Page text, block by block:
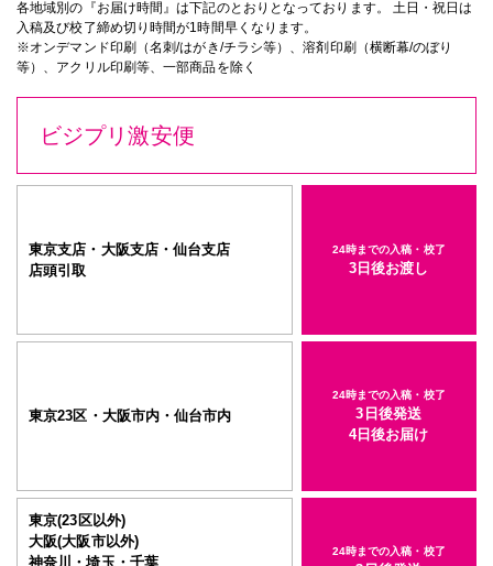
各地域別の『お届け時間』は下記のとおりとなっております。 土日・祝日は
入稿及び校了締め切り時間が1時間早くなります。
※オンデマンド印刷（名刺/はがき/チラシ等）、溶剤印刷（横断幕/のぼり
等）、アクリル印刷等、一部商品を除く
ビジプリ激安便
東京支店・大阪支店・仙台支店
店頭引取
24時までの入稿・校了
3日後お渡し
東京23区・大阪市内・仙台市内
24時までの入稿・校了
3日後発送
4日後お届け
東京(23区以外)
大阪(大阪市以外)
神奈川・埼玉・千葉
24時までの入稿・校了